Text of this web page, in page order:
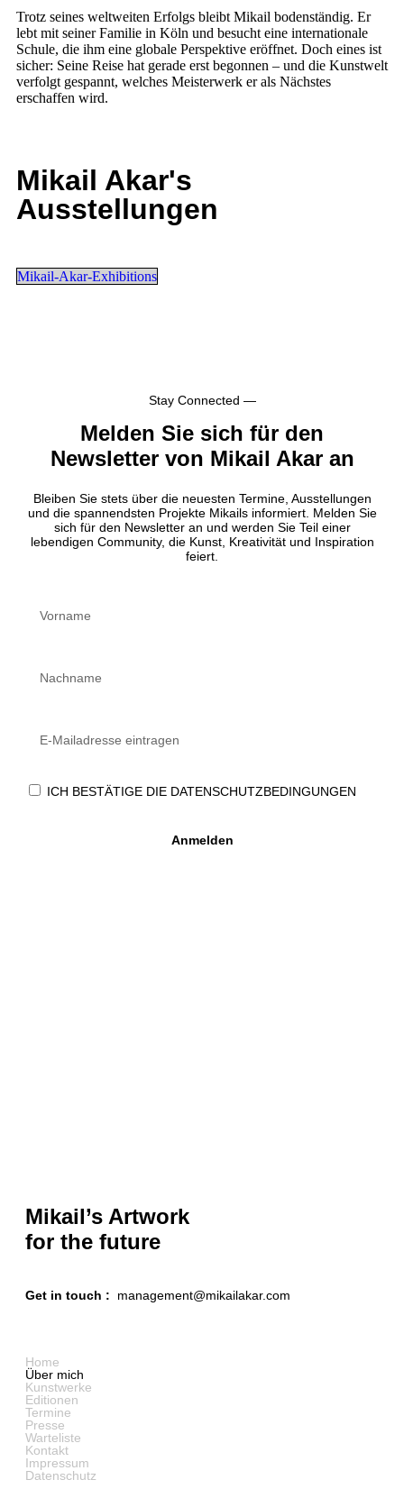
Trotz seines weltweiten Erfolgs bleibt Mikail bodenständig. Er
lebt mit seiner Familie in Köln und besucht eine internationale
Schule, die ihm eine globale Perspektive eröffnet. Doch eines ist
sicher: Seine Reise hat gerade erst begonnen – und die Kunstwelt
verfolgt gespannt, welches Meisterwerk er als Nächstes
erschaffen wird.
Mikail Akar's
Ausstellungen
Mikail-Akar-Exhibitions
Stay Connected —
Melden Sie sich für den
Newsletter von Mikail Akar an
Bleiben Sie stets über die neuesten Termine, Ausstellungen
und die spannendsten Projekte Mikails informiert. Melden Sie
sich für den Newsletter an und werden Sie Teil einer
lebendigen Community, die Kunst, Kreativität und Inspiration
feiert.
ICH BESTÄTIGE DIE DATENSCHUTZBEDINGUNGEN
Anmelden
Mikail’s Artwork
for the future
Get in touch : management@mikailakar.com
Home
Über mich
Kunstwerke
Editionen
Termine
Presse
Warteliste
Kontakt
Impressum
Datenschutz